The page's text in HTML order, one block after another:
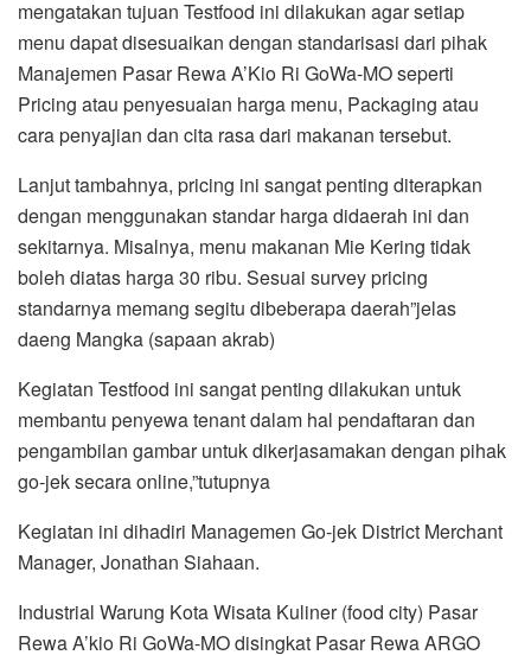
mengatakan tujuan Testfood ini dilakukan agar setiap
menu dapat disesuaikan dengan standarisasi dari pihak
Manajemen Pasar Rewa A’Kio Ri GoWa-MO seperti
Pricing atau penyesuaian harga menu, Packaging atau
cara penyajian dan cita rasa dari makanan tersebut.
Lanjut tambahnya, pricing ini sangat penting diterapkan
dengan menggunakan standar harga didaerah ini dan
sekitarnya. Misalnya, menu makanan Mie Kering tidak
boleh diatas harga 30 ribu. Sesuai survey pricing
standarnya memang segitu dibeberapa daerah”jelas
daeng Mangka (sapaan akrab)
Kegiatan Testfood ini sangat penting dilakukan untuk
membantu penyewa tenant dalam hal pendaftaran dan
pengambilan gambar untuk dikerjasamakan dengan pihak
go-jek secara online,”tutupnya
Kegiatan ini dihadiri Managemen Go-jek District Merchant
Manager, Jonathan Siahaan.
Industrial Warung Kota Wisata Kuliner (food city) Pasar
Rewa A’kio Ri GoWa-MO disingkat Pasar Rewa ARGO